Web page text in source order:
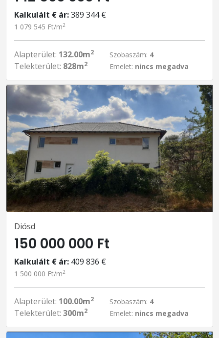
Kalkulált € ár:389 344 €
1 079 545 Ft/m2
Alapterület: 132.00m2
Telekterület: 828m2
Szobaszám: 4
Emelet: nincs megadva
Diósd
150 000 000 Ft
Kalkulált € ár: 409 836 €
1 500 000 Ft/m2
Alapterület: 100.00m2
Telekterület: 300m2
Szobaszám: 4
Emelet: nincs megadva